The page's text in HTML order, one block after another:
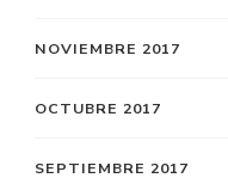
NOVIEMBRE 2017
OCTUBRE 2017
SEPTIEMBRE 2017